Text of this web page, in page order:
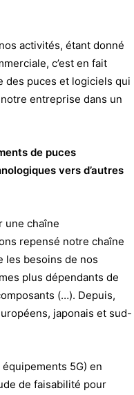
activités, étant donné
c’est en fait
des puces et logiciels qui
entreprise dans un
de puces
vers d’autres
une chaîne
repensé notre chaîne
les besoins de nos
plus dépendants de
(…). Depuis,
japonais et sud-
5G) en
de faisabilité pour